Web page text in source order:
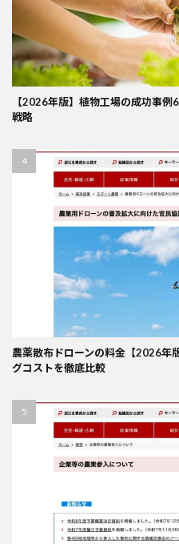
【2026年版】植物工場の成功事
戦略
農薬散布ドローンの料金【2026年
グコストを徹底比較